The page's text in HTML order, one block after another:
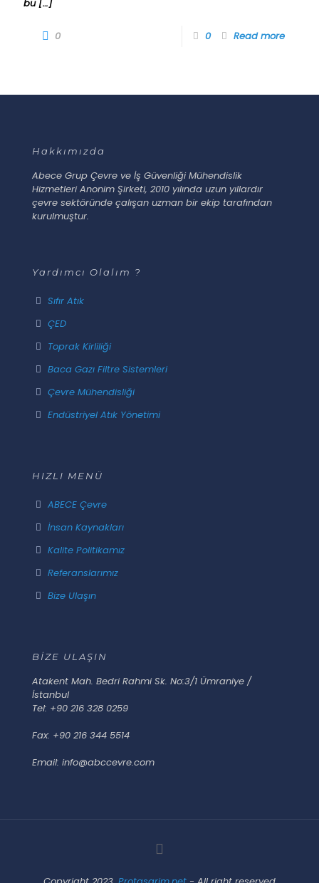
bu[…]
0 0 Read more
Hakkımızda
Abece Grup Çevre ve İş Güvenliği Mühendislik
Hizmetleri Anonim Şirketi, 2010 yılında uzun yıllardır
çevre sektöründe çalışan uzman bir ekip tarafından
kurulmuştur.
Yardımcı Olalım ?
Sıfır Atık
ÇED
Toprak Kirliliği
Baca Gazı Filtre Sistemleri
Çevre Mühendisliği
Endüstriyel Atık Yönetimi
HIZLI MENÜ
ABECE Çevre
İnsan Kaynakları
Kalite Politikamız
Referanslarımız
Bize Ulaşın
BİZE ULAŞIN
Atakent Mah. Bedri Rahmi Sk. No:3/1 Ümraniye /
İstanbul
Tel: +90 216 328 0259
Fax: +90 216 344 5514
Email: info@abccevre.com